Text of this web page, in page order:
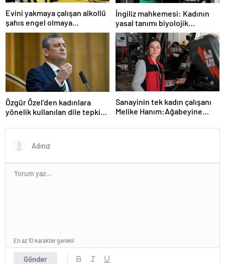
Evini yakmaya çalışan alkollü
şahıs engel olmaya
çalışanlarıda bıçakla tehdit
İngiliz mahkemesi: Kadının
yasal tanımı biyolojik
cinsiyete dayanır
Özgür Özel’den kadınlara
yönelik kullanılan dile tepki:
Sanayinin tek kadın çalışanı
Melike Hanım:Ağabeyine
servisinde çıraklık yapıyor
Gönder
En az 10 karakter gerekli